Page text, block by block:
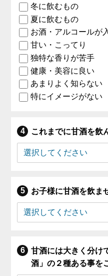
冬に飲むもの
夏に飲むもの
お酒・アルコールが
甘い・こってり
独特な香りが苦手
健康・美容に良い
あまりよく知らない
特にイメージがない
これまでに甘酒を飲
お子様に甘酒を飲ま
甘酒には大きく分け
酒」の２種ある事を